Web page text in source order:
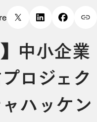
中小企業
ロジェク
ハッケン